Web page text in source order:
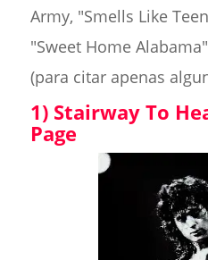
Army, "Smells Like
"Sweet Home
(para citar apenas
1) Stairway To
Page